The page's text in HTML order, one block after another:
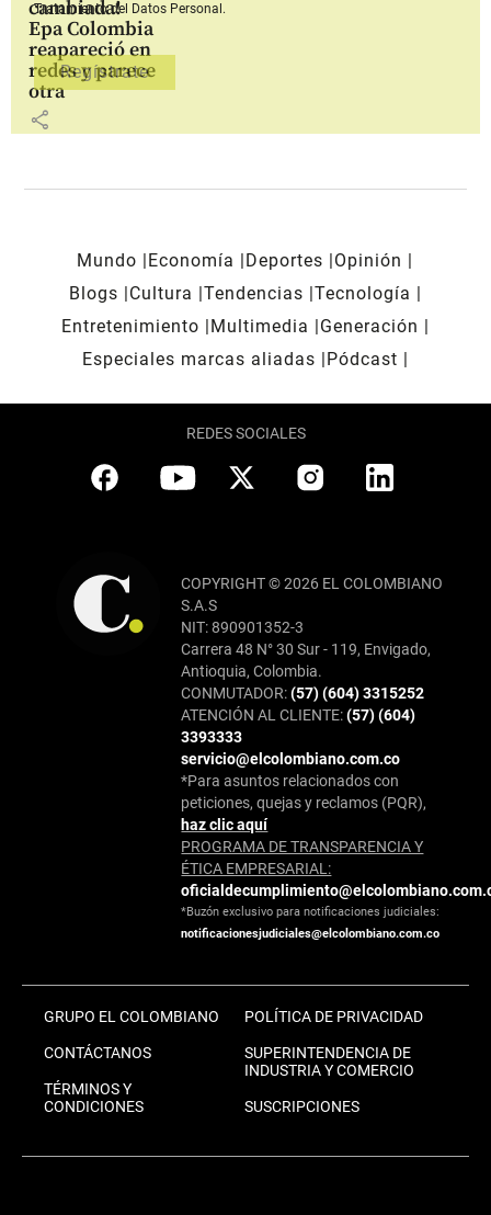
cambiada!
Epa Colombia
reapareció en
redes y parece
otra
share
Tratamiento del Datos Personal.
Mundo Economía Deportes
Opinión
Blogs
Cultura Tendencias Tecnología
Entretenimiento
Multimedia
Generación
Especiales marcas aliadas
Pódcast
REDES SOCIALES
COPYRIGHT © 2026 EL COLOMBIANO
S.A.S
NIT: 890901352-3
Carrera 48 N° 30 Sur - 119, Envigado,
Antioquia, Colombia.
CONMUTADOR:(57) (604) 3315252
ATENCIÓN AL CLIENTE:(57) (604)
3393333
servicio@elcolombiano.com.co
*Para asuntos relacionados con
peticiones, quejas y reclamos (PQR),
haz clic aquí
PROGRAMA DE TRANSPARENCIA Y
ÉTICA EMPRESARIAL:
*Buzón exclusivo para notificaciones judiciales:
notificacionesjudiciales@elcolombiano.com.co
GRUPO EL COLOMBIANO
CONTÁCTANOS
TÉRMINOS Y
CONDICIONES
POLÍTICA DE PRIVACIDAD
SUPERINTENDENCIA DE
INDUSTRIA Y COMERCIO
SUSCRIPCIONES